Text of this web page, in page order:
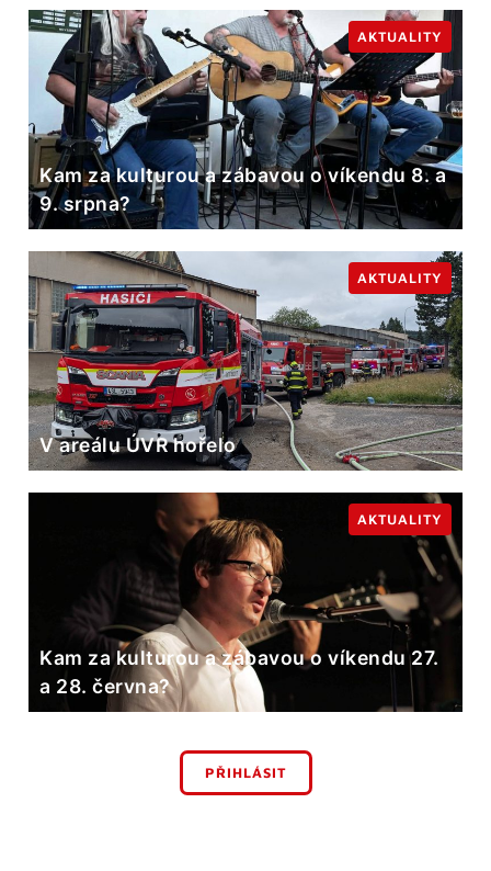
Kam za kulturou a zábavou o víkendu 8. a
9. srpna?
AKTUALITY
V areálu ÚVR hořelo
AKTUALITY
Kam za kulturou a zábavou o víkendu 27.
a 28. června?
AKTUALITY
PŘIHLÁSIT